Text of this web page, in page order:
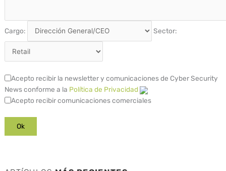
Cargo: Sector:
Acepto recibir la newsletter y comunicaciones de Cyber Security
News conforme a la Política de Privacidad
Acepto recibir comunicaciones comerciales